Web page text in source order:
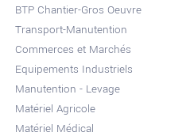
BTP Chantier-Gros Oeuvre
Transport-Manutention
Commerces et Marchés
Equipements Industriels
Manutention - Levage
Matériel Agricole
Matériel Médical